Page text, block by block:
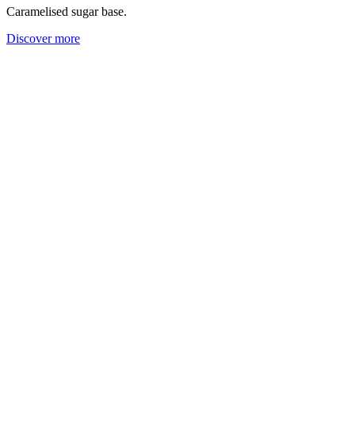
Caramelised sugar base.
Discover more